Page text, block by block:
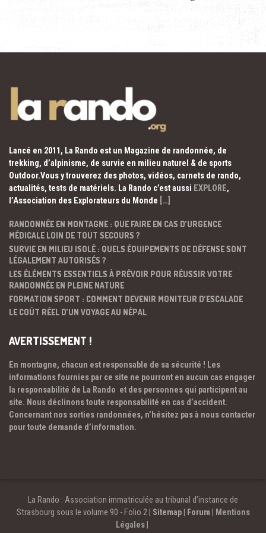
Lancé en 2011, La Rando est un Magazine de randonnée, de
trekking, d’alpinisme, de survie en milieu naturel & de sports
Outdoor.Vous y trouverez des photos, vidéos, carnets de rando,
actualités, tests de matériels. La Rando c’est aussi EXPLORE,
l’Association des Explorateurs du Monde […]
RANDONNÉE EN MONTAGNE : QUE FAIRE EN CAS D’URGENCE
MÉDICALE LOIN DE TOUT SECOURS ?
SURVIE EN MILIEU ISOLÉ : QUELS ÉQUIPEMENTS DE DÉFENSE SONT
LÉGALEMENT AUTORISÉS ?
LES ÉLÉMENTS ESSENTIELS À PRÉVOIR POUR RÉUSSIR VOTRE
RANDONNÉE EN PLEINE NATURE
FORMATION SPORT : COMMENT DEVENIR MONITEUR D’ESCALADE
LE COÛT RÉEL D’UN VOYAGE AU NÉPAL
AVERTISSEMENT !
En montagne, chacun est responsable de sa sécurité ! Les
informations fournies par ce site ne pourront en aucun cas engager
la responsabilité de La Rando et des personnes qui participent au
site. Nous déclinons toute responsabilité en cas d’accident.
Concernant nos sorties randonnées, n’hésitez pas à nous contacter
pour toute demande d’information.
La Rando : Association immatriculée au tribunal d’instance de
Strasbourg sous le volume 90 - Folio 2 | Sitemap| Forum
Mentions
Légales